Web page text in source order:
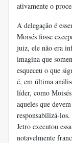
ativamente o
A delegação é
Moisés fosse
juiz, ele não era
imagina que
esqueceu o que
é, em última
líder, como
aqueles que
responsabilizá-
Jetro executou
notavelmente